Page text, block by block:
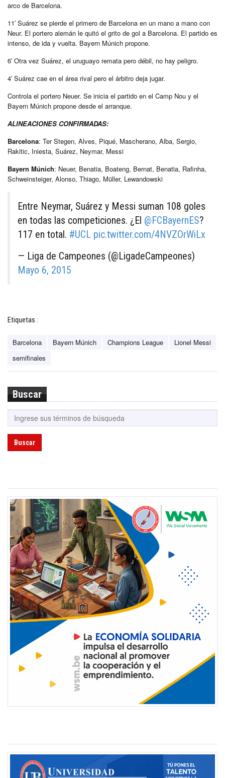
arco de Barcelona.
11′ Suárez se pierde el primero de Barcelona en un mano a mano con
Neur. El portero alemán le quitó el grito de gol a Barcelona. El partido es
intenso, de ida y vuelta. Bayern Múnich propone.
6′ Otra vez Suárez, el uruguayo remata pero débil, no hay peligro.
4′ Suárez cae en el área rival pero el árbitro deja jugar.
Controla el portero Neuer. Se inicia el partido en el Camp Nou y el
Bayern Múnich propone desde el arranque.
ALINEACIONES CONFIRMADAS:
Barcelona: Ter Stegen, Alves, Piqué, Mascherano, Alba, Sergio,
Rakitic, Iniesta, Suárez, Neymar, Messi
Bayern Múnich: Neuer, Benatia, Boateng, Bernat, Benatia, Rafinha,
Schweinsteiger, Alonso, Thiago, Müller, Lewandowski
Entre Neymar, Suárez y Messi suman 108 goles
en todas las competiciones. ¿El @FCBayernES?
117 en total. #UCL pic.twitter.com/4NVZOrWiLx
— Liga de Campeones (@LigadeCampeones)
Mayo 6, 2015
Etiquetas :
Barcelona Bayern Múnich Champions League
Lionel Messi
semifinales
Buscar
Buscar